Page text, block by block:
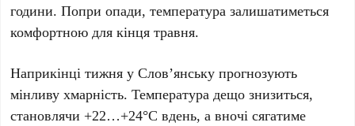
години. Попри опади, температура залишатиметься
комфортною для кінця травня.
Наприкінці тижня уСлов’янську прогнозують
мінливу хмарність. Температура дещо знизиться,
становлячи +22…+24°C вдень, а вночі сягатиме